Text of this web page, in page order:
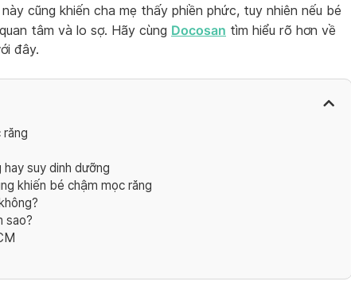
cũng khiến cha mẹ thấy phiền phức, tuy nhiên nếu bé
tâm và lo sợ. Hãy cùng Docosan tìm hiểu rõ hơn về
đây.
răng
hay suy dinh dưỡng
khiến bé chậm mọc răng
sao?